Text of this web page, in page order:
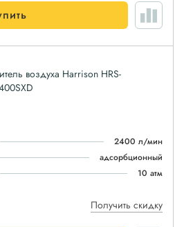
воздуха Harrison HRS-
2400 л/мин
адсорбционный
10 атм
Получить скидку